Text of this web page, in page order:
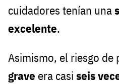
cuidadores tenían una
excelente.
Asimismo, el riesgo de
grave era casi seis